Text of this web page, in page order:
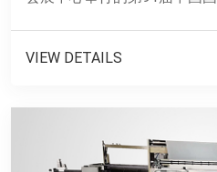
VIEW DETAILS